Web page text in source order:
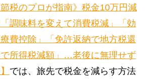
税のプロが指南》税金10万円減
調味料を変えて消費税減」「効
費控除」「免許返納で地方税還
所得税減額」…老後に無理せず
では、旅先で税金を減らす方法